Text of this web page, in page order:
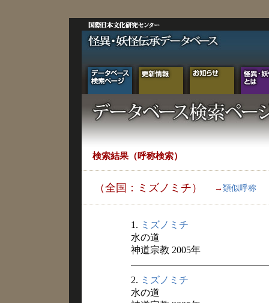
検索結果（呼称検索）
（全国：ミズノミチ） → 類似呼称
1. ミズノミチ
水の道
神道宗教 2005年
2. ミズノミチ
水の道